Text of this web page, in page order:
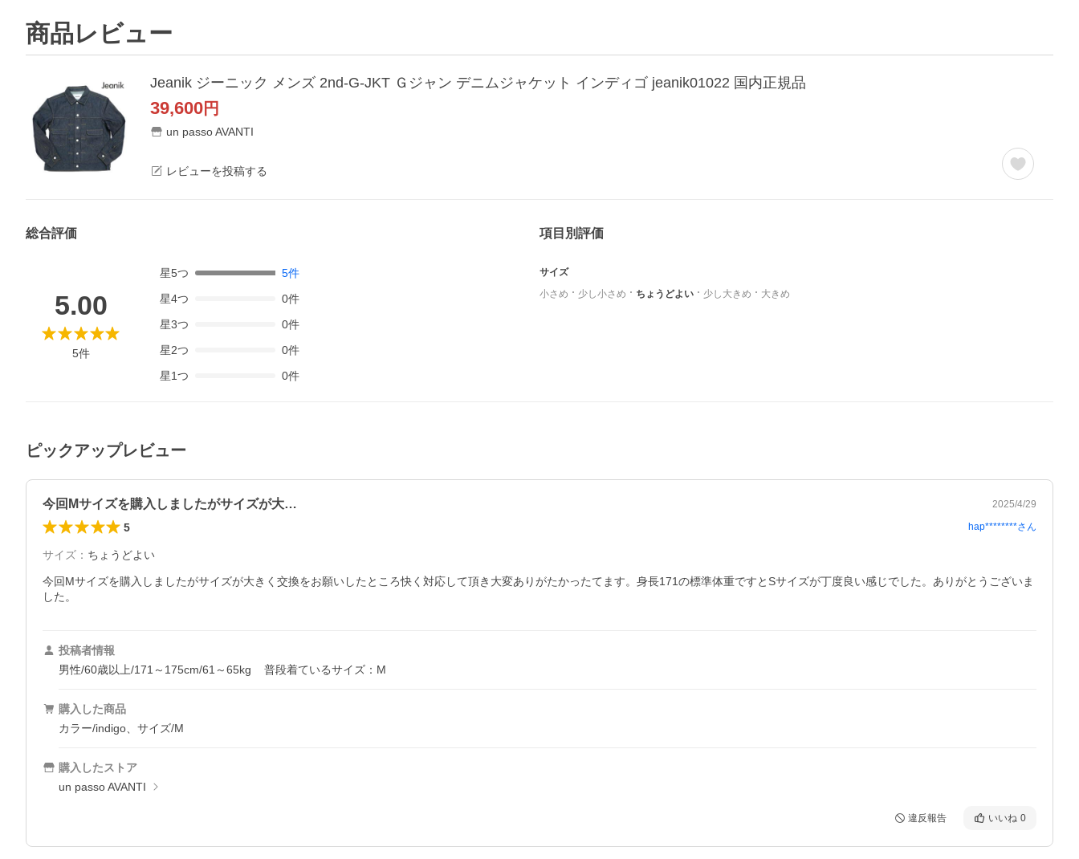
商品レビュー
Jeanik ジーニック メンズ 2nd-G-JKT Ｇジャン デニムジャケット インディゴ jeanik01022 国内正規品
39,600円
un passo AVANTI
レビューを投稿する
総合評価
5.00
5件
星5つ 5件
星4つ 0件
星3つ 0件
星2つ 0件
星1つ 0件
項目別評価
サイズ
小さめ
少し小さめ ちょうどよい 少し大きめ 大きめ
ピックアップレビュー
今回Mサイズを購入しましたがサイズが大… 2025/4/29
5 hap********さん
サイズ ： ちょうどよい
今回Mサイズを購入しましたがサイズが大きく交換をお願いしたところ快く対応して頂き大変ありがたかったてます。身長171の標準体重ですとSサイズが丁度良い感じでした。ありがとうございま
した。
投稿者情報
男性/60歳以上/171～175cm/61～65kg
普段着ているサイズ：M
購入した商品
カラー/indigo、サイズ/M
購入したストア
un passo AVANTI
違反報告 いいね 0